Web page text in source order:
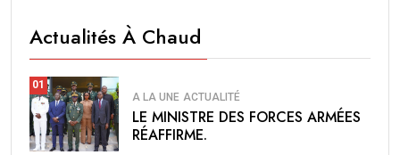
Actualités À Chaud
01
A LA UNE ACTUALITÉ
LE MINISTRE DES FORCES ARMÉES
RÉAFFIRME.